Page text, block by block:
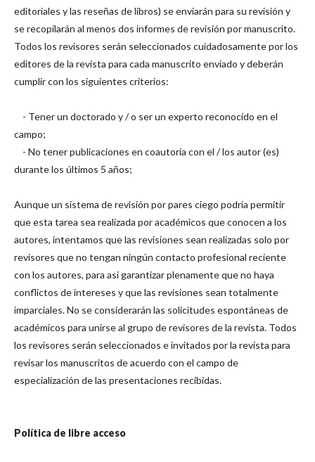
editoriales y las reseñas de libros) se enviarán para su revisión y
se recopilarán al menos dos informes de revisión por manuscrito.
Todos los revisores serán seleccionados cuidadosamente por los
editores de la revista para cada manuscrito enviado y deberán
cumplir con los siguientes criterios:
- Tener un doctorado y / o ser un experto reconocido en el
campo;
- No tener publicaciones en coautoría con el / los autor (es)
durante los últimos 5 años;
Aunque un sistema de revisión por pares ciego podría permitir
que esta tarea sea realizada por académicos que conocen a los
autores, intentamos que las revisiones sean realizadas solo por
revisores que no tengan ningún contacto profesional reciente
con los autores, para así garantizar plenamente que no haya
conflictos de intereses y que las revisiones sean totalmente
imparciales. No se considerarán las solicitudes espontáneas de
académicos para unirse al grupo de revisores de la revista. Todos
los revisores serán seleccionados e invitados por la revista para
revisar los manuscritos de acuerdo con el campo de
especialización de las presentaciones recibidas.
Política de libre acceso